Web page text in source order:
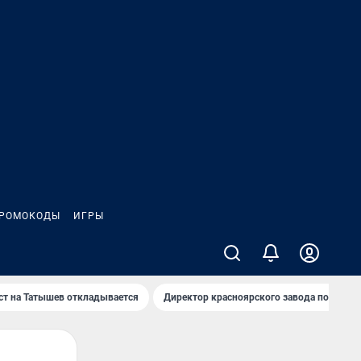
ИГРЫ
на Татышев откладывается Директор красноярского завода под